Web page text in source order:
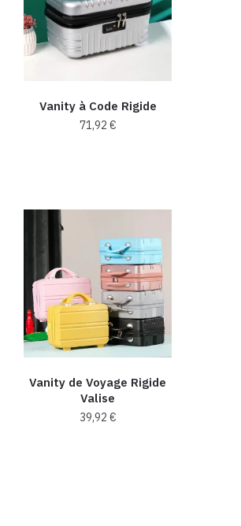
Vanity à Code Rigide
71,92 €
plusieurs
variations.
Les
options
peuvent
être
choisies
sur
page
du
Vanity de Voyage Rigide
Valise
39,92 €